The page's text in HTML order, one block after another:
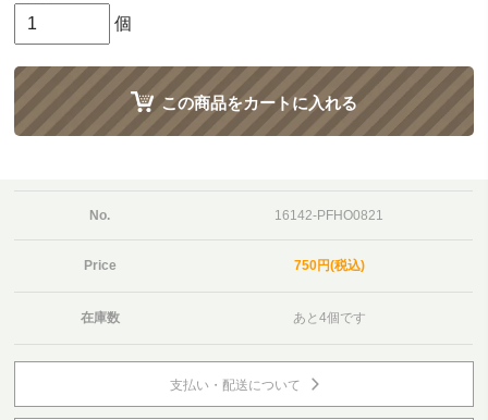
個
この商品をカートに入れる
No. 16142-PFHO0821
Price 750円(税込)
在庫数 あと4個です
支払い・配送について